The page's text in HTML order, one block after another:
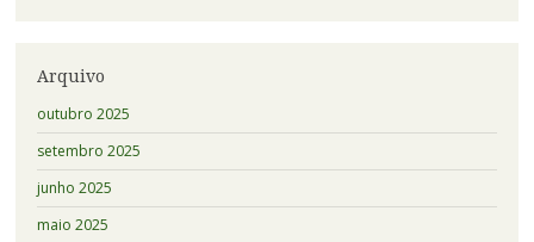
Arquivo
outubro 2025
setembro 2025
junho 2025
maio 2025